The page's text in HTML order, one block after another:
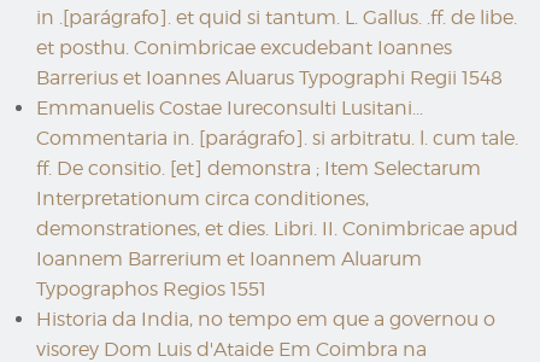
in .[parágrafo]. et quid si tantum. L. Gallus. .ff. de libe.
et posthu. Conimbricae excudebant Ioannes
Barrerius et Ioannes Aluarus Typographi Regii 1548
Emmanuelis Costae Iureconsulti Lusitani...
Commentaria in. [parágrafo]. si arbitratu. l. cum tale.
ff. De consitio. [et] demonstra ; Item Selectarum
Interpretationum circa conditiones,
demonstrationes, et dies. Libri. II. Conimbricae apud
Ioannem Barrerium et Ioannem Aluarum
Typographos Regios 1551
Historia da India, no tempo em que a governou o
visorey Dom Luis d'Ataide Em Coimbra na